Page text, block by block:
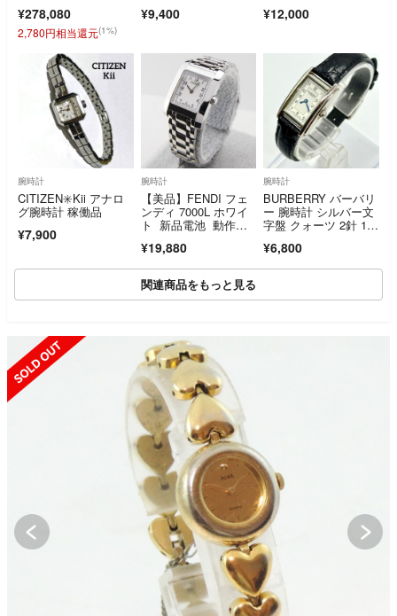
ース 良品 _974270
¥278,080
2,780円相当還元(1%)
¥9,400 盤 スイス製 ホワイト
¥12,000
腕時計
CITIZEN✳️Kii アナロ
グ腕時計 稼働品
¥7,900
腕時計
【美品】FENDI フェ
ンディ 7000L ホワイ
ト 新品電池 動作正
¥19,880
腕時計
BURBERRY バーバリ
ー 腕時計 シルバー文
字盤 クォーツ 2針 12
¥6,800
関連商品をもっと見る
SOLD OUT